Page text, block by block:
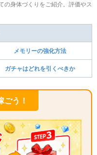
の身体づくりをご紹介。評価やス
メモリーの強化方法
ガチャはどれを引くべきか
う！